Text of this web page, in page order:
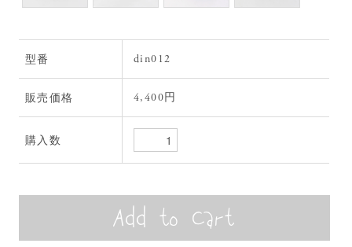
型番 din012
販売価格 4,400円
購入数